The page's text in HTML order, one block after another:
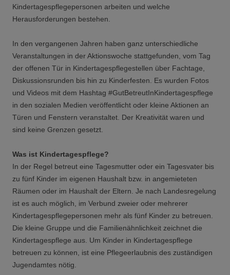
Kindertagespflegepersonen arbeiten und welche
Herausforderungen bestehen.
In den vergangenen Jahren haben ganz unterschiedliche
Veranstaltungen in der Aktionswoche stattgefunden, vom Tag
der offenen Tür in Kindertagespflegestellen über Fachtage,
Diskussionsrunden bis hin zu Kinderfesten. Es wurden Fotos
und Videos mit dem Hashtag #GutBetreutInKindertagespflege
in den sozialen Medien veröffentlicht oder kleine Aktionen an
Türen und Fenstern veranstaltet. Der Kreativität waren und
sind keine Grenzen gesetzt.
Was ist Kindertagespflege?
In der Regel betreut eine Tagesmutter oder ein Tagesvater bis
zu fünf Kinder im eigenen Haushalt bzw. in angemieteten
Räumen oder im Haushalt der Eltern. Je nach Landesregelung
ist es auch möglich, im Verbund zweier oder mehrerer
Kindertagespflegepersonen mehr als fünf Kinder zu betreuen.
Die kleine Gruppe und die Familienähnlichkeit zeichnet die
Kindertagespflege aus. Um Kinder in Kindertagespflege
betreuen zu können, ist eine Pflegeerlaubnis des zuständigen
Jugendamtes nötig.